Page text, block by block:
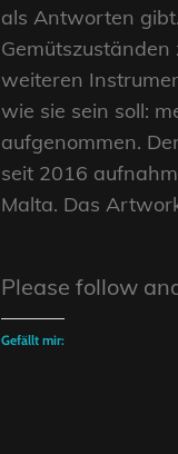
als Antworten
weiteren
wie sie sein soll:
aufgenommen.
seit 2016
Malta. Das
Please follow
Gefällt mir: